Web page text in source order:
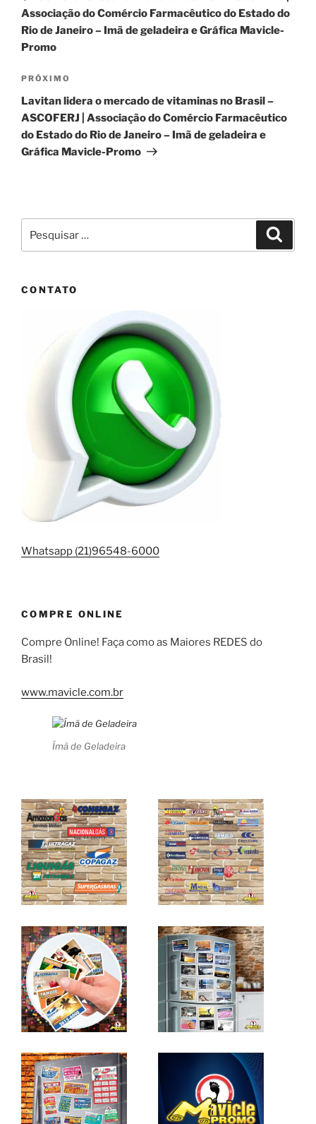
Post
Associação do Comércio Farmacêutico do Estado do
Rio de Janeiro – Imã de geladeira e Gráfica Mavicle-
Promo
Próximo
post
PRÓXIMO
Lavitan lidera o mercado de vitaminas no Brasil –
ASCOFERJ | Associação do Comércio Farmacêutico
do Estado do Rio de Janeiro – Imã de geladeira e
Gráfica Mavicle-Promo
por:
CONTATO
Whatsapp (21)96548-6000
COMPRE ONLINE
Compre Online! Faça como as Maiores REDES do
Brasil!
www.mavicle.com.br
Ímã de Geladeira